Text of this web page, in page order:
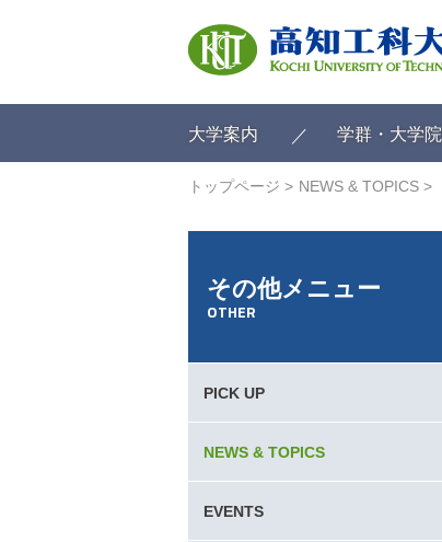
で
大学案内 学群・大学院
トップページ NEWS & TOPICS
その他メニュー
OTHER
PICK UP
NEWS & TOPICS
EVENTS